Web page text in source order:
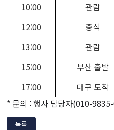
10:00
관람
12:00
중식
13:00
관람
15:00
부산 출발
17:00
대구 도착
* 문의 : 행사 담당자(010-
목록